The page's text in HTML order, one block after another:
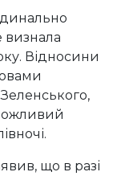
визнала
Відносини
що в разі